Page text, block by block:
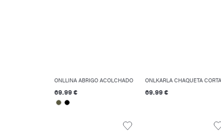
ONLLINA ABRIGO ACOLCHADO
69.99 € 69.99 €